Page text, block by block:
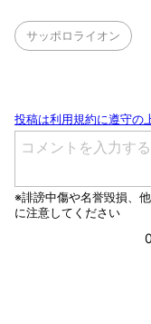
サッポロライオン